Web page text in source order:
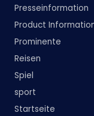
Presseinformation
Product
Prominente
Reisen
Spiel
sport
Startseite